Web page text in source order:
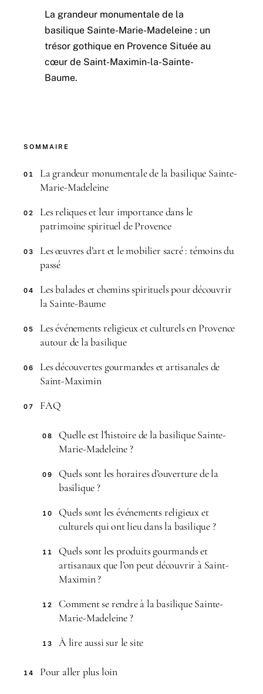
La grandeur monumentale de la
basilique Sainte-Marie-Madeleine : un
trésor gothique en Provence Située au
cœur de Saint-Maximin-la-Sainte-
Baume.
SOMMAIRE
01
La grandeur monumentale de la basilique Sainte-
Marie-Madeleine
02
Les reliques et leur importance dans le
patrimoine spirituel de Provence
03
Les œuvres d’art et le mobilier sacré : témoins du
passé
04
Les balades et chemins spirituels pour découvrir
la Sainte-Baume
05
Les événements religieux et culturels en Provence
autour de la basilique
06
Les découvertes gourmandes et artisanales de
Saint-Maximin
07 FAQ
08
Quelle est l’histoire de la basilique Sainte-
Marie-Madeleine ?
09
Quels sont les horaires d’ouverture de la
basilique ?
10
Quels sont les événements religieux et
culturels qui ont lieu dans la basilique ?
11
Quels sont les produits gourmands et
artisanaux que l’on peut découvrir à Saint-
Maximin ?
12
Comment se rendre à la basilique Sainte-
Marie-Madeleine ?
13 À lire aussi sur le site
14 Pour aller plus loin